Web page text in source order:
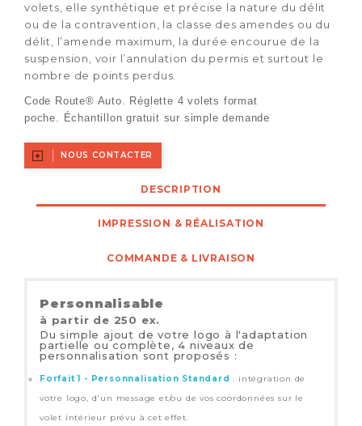
volets, elle synthétique et précise la nature du délit
ou de la contravention, la classe des amendes ou du
délit, l’amende maximum, la durée encourue de la
suspension, voir l’annulation du permis et surtout le
nombre de points perdus.
Code Route® Auto. Réglette 4 volets format
poche. Échantillon gratuit sur simple demande
NOUS CONTACTER
DESCRIPTION
IMPRESSION & RÉALISATION
COMMANDE & LIVRAISON
Personnalisable
à partir de 250 ex.
Du simple ajout de votre logo à l'adaptation
partielle ou complète, 4 niveaux de
personnalisation sont proposés :
Forfait 1 - Personnalisation Standard : intégration de
votre logo, d'un message et/ou de vos coordonnées sur le
volet intérieur prévu à cet effet.